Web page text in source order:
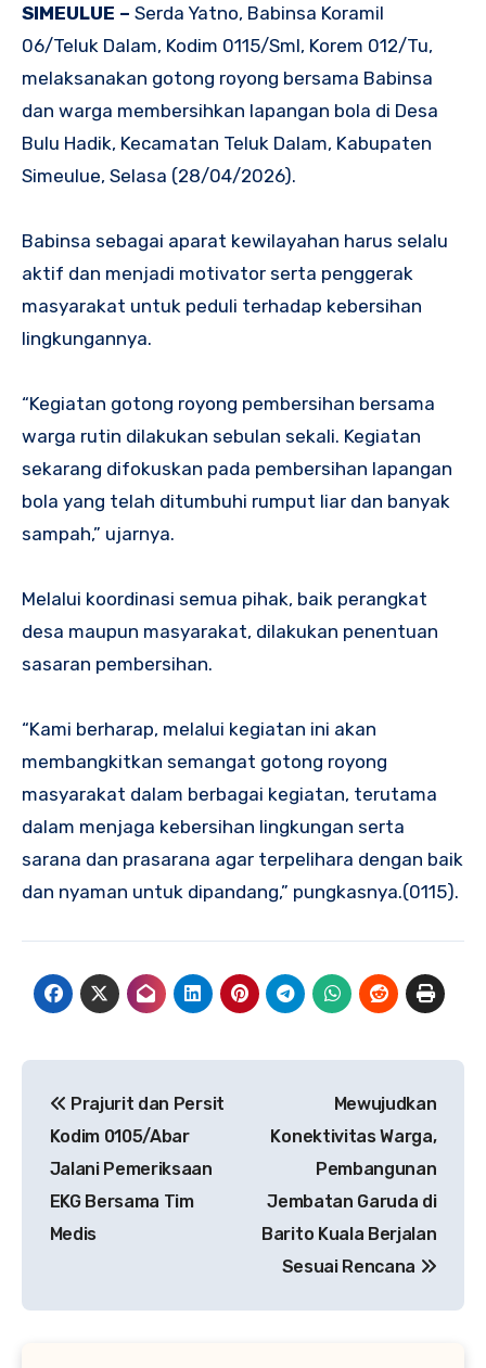
‎SIMEULUE – Serda Yatno, Babinsa Koramil
06/Teluk Dalam, Kodim 0115/Sml, Korem 012/Tu,
melaksanakan gotong royong bersama Babinsa
dan warga membersihkan lapangan bola di Desa
Bulu Hadik, Kecamatan Teluk Dalam, Kabupaten
Simeulue, Selasa (28/04/2026).
‎Babinsa sebagai aparat kewilayahan harus selalu
aktif dan menjadi motivator serta penggerak
masyarakat untuk peduli terhadap kebersihan
lingkungannya.
‎“Kegiatan gotong royong pembersihan bersama
warga rutin dilakukan sebulan sekali. Kegiatan
sekarang difokuskan pada pembersihan lapangan
bola yang telah ditumbuhi rumput liar dan banyak
sampah,” ujarnya.
‎Melalui koordinasi semua pihak, baik perangkat
desa maupun masyarakat, dilakukan penentuan
sasaran pembersihan.
‎“Kami berharap, melalui kegiatan ini akan
membangkitkan semangat gotong royong
masyarakat dalam berbagai kegiatan, terutama
dalam menjaga kebersihan lingkungan serta
sarana dan prasarana agar terpelihara dengan baik
dan nyaman untuk dipandang,” pungkasnya.(0115).
pos
Prajurit dan Persit
Kodim 0105/Abar
Jalani Pemeriksaan
EKG Bersama Tim
Medis
Mewujudkan
Konektivitas Warga,
Pembangunan
Jembatan Garuda di
Barito Kuala Berjalan
Sesuai Rencana